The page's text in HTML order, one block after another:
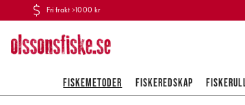
Fri frakt >1000 kr
FISKEMETODER FISKEREDSKAP